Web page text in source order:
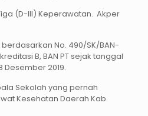
(D-III) Keperawatan. Akper
No. 490/SK/BAN-
B, BAN PT sejak tanggal
Desember 2019.
Sekolah yang pernah
Kesehatan Daerah Kab.